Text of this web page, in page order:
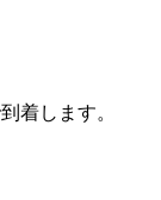
着します。